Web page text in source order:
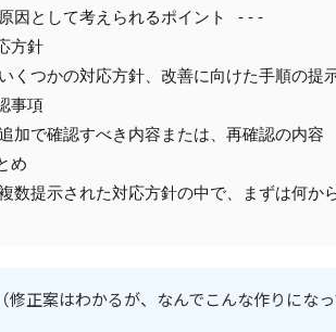
として考えられるポイント ---
方針
つかの対応方針、改善に向けた手順の
事項
で確認すべき内容または、再確認の内
め
提示された対応方針の中で、まずは何
（修正案はわかるが、なんでこんな作りにな